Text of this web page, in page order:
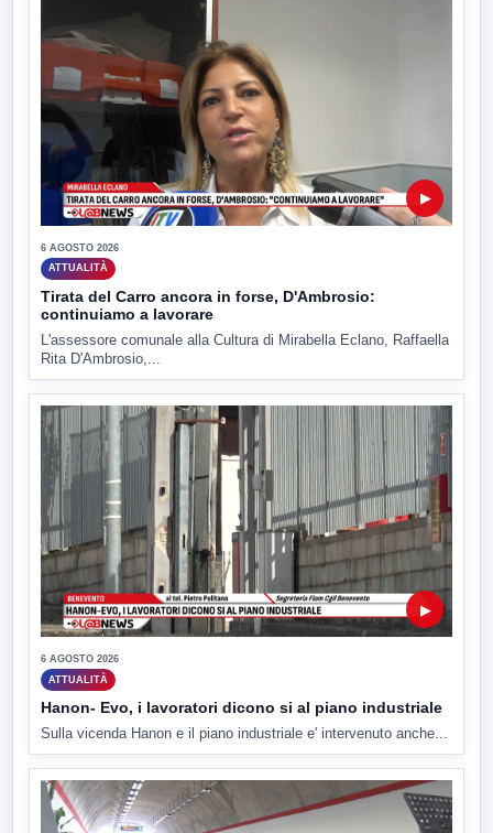
▶
6 AGOSTO 2026
ATTUALITÀ
Tirata del Carro ancora in forse, D'Ambrosio:
continuiamo a lavorare
L'assessore comunale alla Cultura di Mirabella Eclano, Raffaella
Rita D'Ambrosio,...
▶
6 AGOSTO 2026
ATTUALITÀ
Hanon- Evo, i lavoratori dicono si al piano industriale
Sulla vicenda Hanon e il piano industriale e' intervenuto anche...